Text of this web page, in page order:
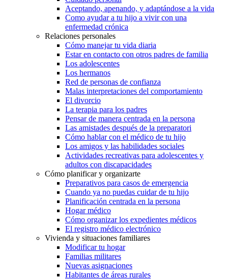
Aceptando, apenando, y adaptándose a la vida
Como ayudar a tu hijo a vivir con una
enfermedad crónica
Relaciones personales
Cómo manejar tu vida diaria
Estar en contacto con otros padres de familia
Los adolescentes
Los hermanos
Red de personas de confianza
Malas interpretaciones del comportamiento
El divorcio
La terapia para los padres
Pensar de manera centrada en la persona
Las amistades después de la preparatori
Cómo hablar con el médico de tu hijo
Los amigos y las habilidades sociales
Actividades recreativas para adolescentes y
adultos con discapacidades
Cómo planificar y organizarte
Preparativos para casos de emergencia
Cuando ya no puedas cuidar de tu hijo
Planificación centrada en la persona
Hogar médico
Cómo organizar los expedientes médicos
El registro médico electrónico
Vivienda y situaciones familiares
Modificar tu hogar
Familias militares
Nuevas asignaciones
Habitantes de áreas rurales